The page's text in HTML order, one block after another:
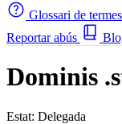
Glossari de termes
Reportar abús
Dominis
Estat: Delegada